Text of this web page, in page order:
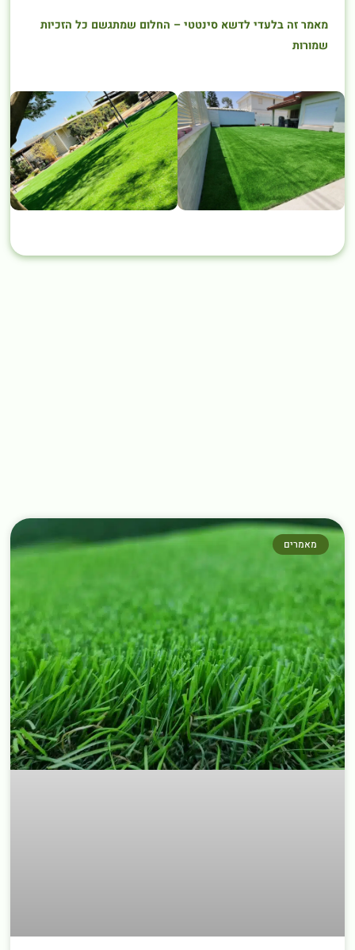
מאמר זה בלעדי לדשא סינטטי – החלום שמתגשם כל הזכיות
שמורות
מאמרים